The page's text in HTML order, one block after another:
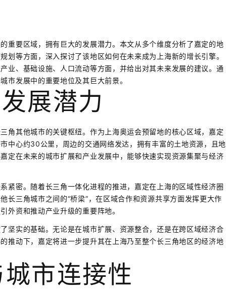
重要区域，拥有巨大的发展潜力。本文从多个维度分析了嘉定的地
划等方面，深入探讨了该地区如何在未来成为上海新的增长引擎。
业、基础设施、人口流动等方面，并给出对其未来发展的建议。通
市发展中的重要地位及其巨大前景。
展潜力
角其他城市的关键枢纽。作为上海奥运会预留地的核心区域，嘉定
中心约30公里，周边的交通网络发达，拥有丰富的土地资源，且地
定在未来的城市扩展和产业发展中，能够快速实现资源集聚与经济
紧密。随着长三角一体化进程的推进，嘉定在上海的区域性经济圈
长三角城市之间的“桥梁”，在区域合作和资源共享方面发挥更大作
外资和推动产业升级的重要阵地。
坚实的基础。无论是在城市扩展、资源整合，还是在跨区域经济合
推动下，嘉定将进一步提升其在上海乃至整个长三角地区的经济地
市连接性